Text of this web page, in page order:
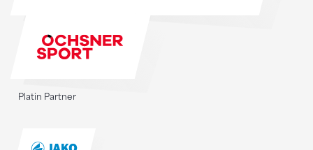
Platin Partner